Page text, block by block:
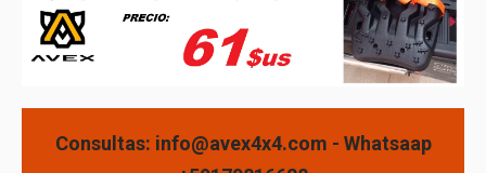
Consultas: info@avex4x4.com - Whatsaap